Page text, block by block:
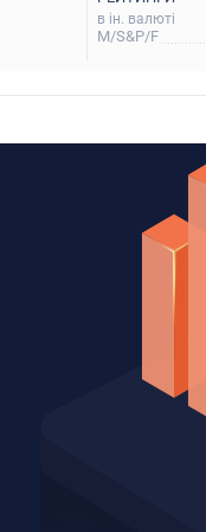
в ін. валюті
M/S&P/F